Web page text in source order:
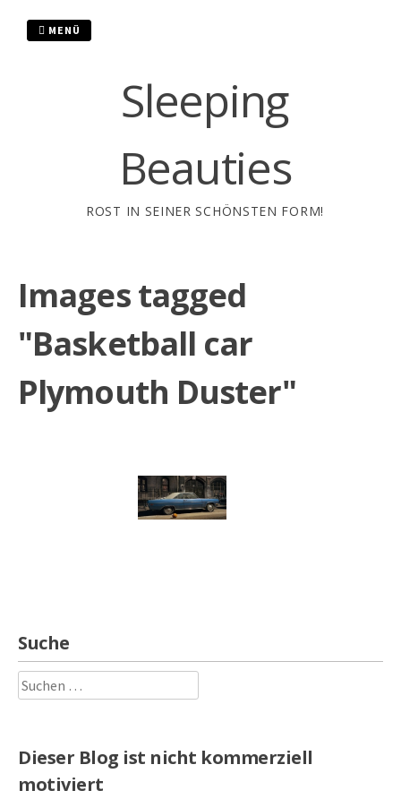
Sleeping
Beauties
ROST IN SEINER SCHÖNSTEN FORM!
MENÜ
Images tagged
"Basketball car
Plymouth Duster"
Suche
Suchen
nach:
Dieser Blog ist nicht kommerziell
motiviert